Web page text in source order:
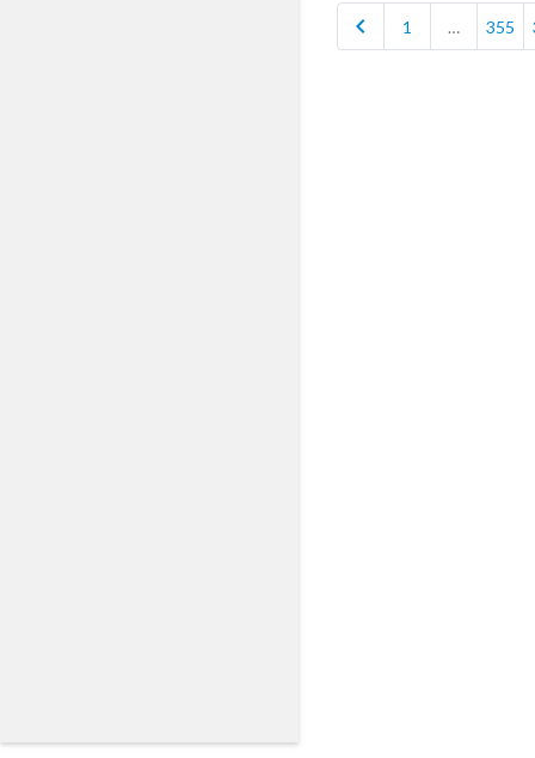
chevron_left 1 … 355